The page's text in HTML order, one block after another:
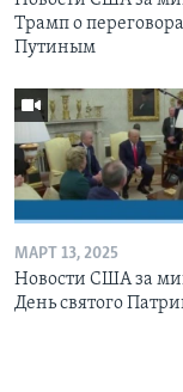
Трамп о
Путиным
МАРТ 13, 2025
Новости США за
День святого